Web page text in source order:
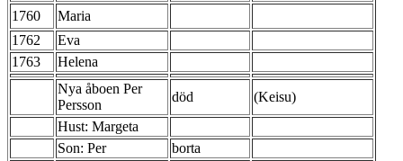
1760
Maria
1762
Eva
1763
Helena
Nya åboen Per
Persson
död
(Keisu)
Hust: Margeta
Son: Per
borta